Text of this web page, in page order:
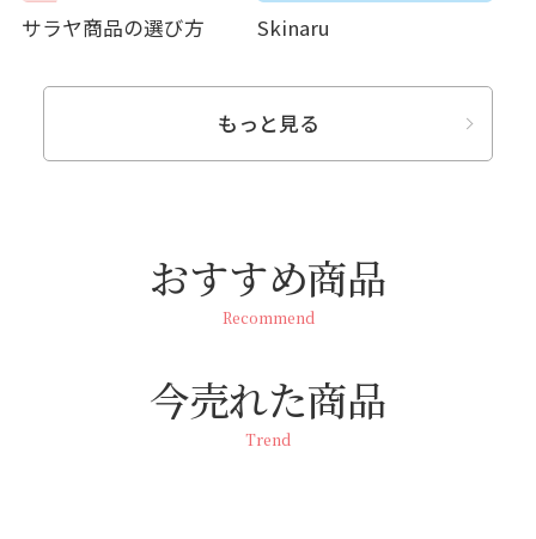
サラヤ商品の選び方 Skinaru
もっと見る
おすすめ商品
Recommend
今売れた商品
Trend